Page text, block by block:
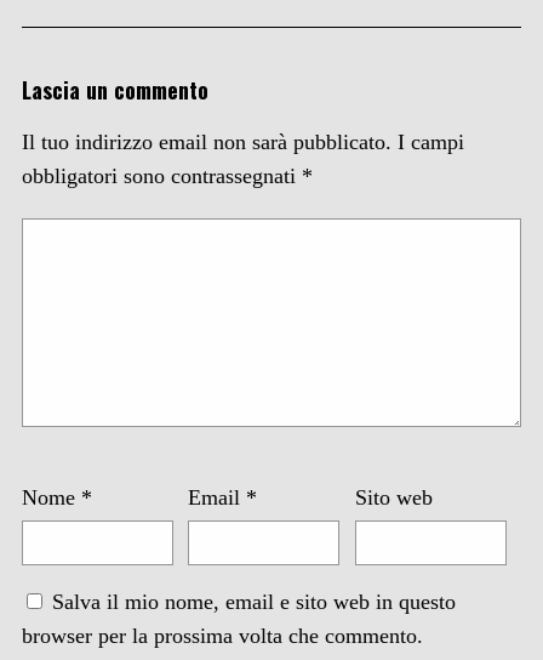
Lascia un commento
Il tuo indirizzo email non sarà pubblicato. I campi
obbligatori sono contrassegnati *
Nome * Email * Sito web
Salva il mio nome, email e sito web in questo
browser per la prossima volta che commento.